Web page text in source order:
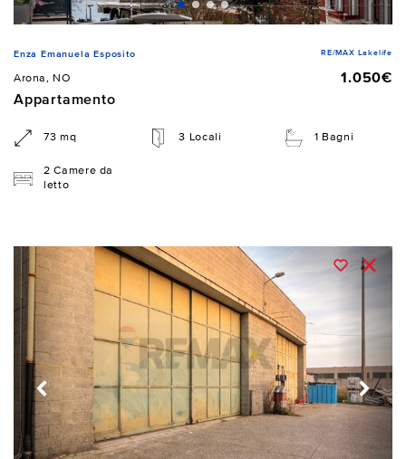
Enza Emanuela Esposito RE/MAX Lakelife
Arona, NO
1.050€
Appartamento
73 mq 3 Locali 1 Bagni
2 Camere da
letto